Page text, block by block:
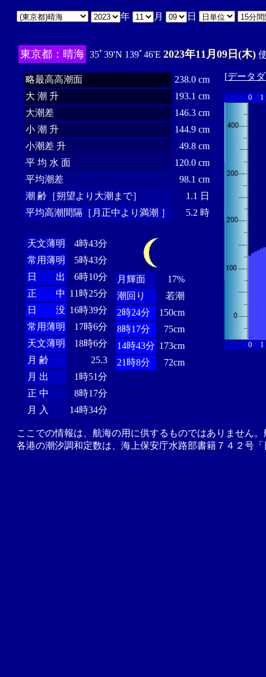
年 月 日
東京都：晴海 35ﾟ39'N 139ﾟ46'E 2023年11月09日(木)
略最高高潮面
238.0 cm
大 潮 升
193.1 cm
大潮差
146.3 cm
小 潮 升
144.9 cm
小潮差 升
49.8 cm
平 均 水 面
120.0 cm
平均潮差
98.1 cm
潮 齢［朔望より大潮まで］
1.1 日
平均高潮間隔［月正中より満潮 ］
5.2 時
天文薄明
4時43分
常用薄明
5時43分
日 出
6時10分
正 中 11時25分
日 没 16時39分
常用薄明
17時6分
天文薄明
18時6分
月 齢
25.3
月 出
1時51分
正 中
8時17分
月 入
14時34分
月輝面
17%
潮回り
若潮
2時24分
150cm
8時17分
75cm
14時43分 173cm
21時8分
72cm
[データ
0 1
0 1
ここでの情報は、航海の用に供するものではありません
各港の潮汐調和定数は、海上保安庁水路部書籍７４２号